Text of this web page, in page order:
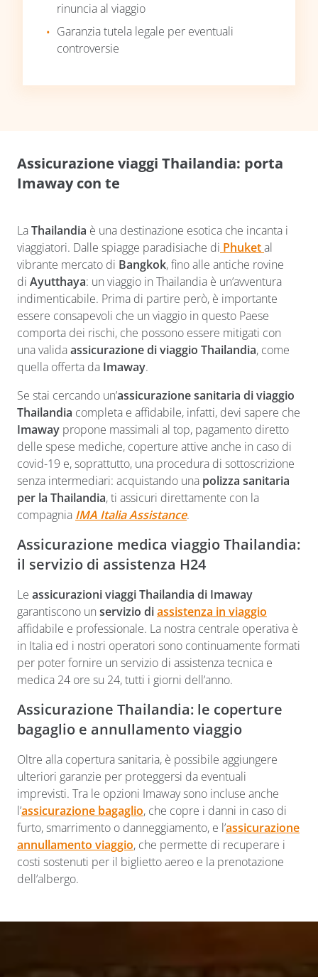
rinuncia al viaggio
Garanzia tutela legale per eventuali
controversie
Assicurazione viaggi Thailandia: porta
Imaway con te
LaThailandia è una destinazione esotica che incanta i
viaggiatori. Dalle spiagge paradisiache di Phuketal
vibrante mercato di Bangkok, fino alle antiche rovine
di Ayutthaya: un viaggio in Thailandia è un’avventura
indimenticabile. Prima di partire però, è importante
essere consapevoli che un viaggio in questo Paese
comporta dei rischi, che possono essere mitigati con
una validaassicurazione di viaggio Thailandia, come
quella offerta da Imaway.
Se stai cercando un’assicurazione sanitaria di viaggio
Thailandia completa e affidabile, infatti, devi sapere che
Imaway propone massimali al top, pagamento diretto
delle spese mediche, coperture attive anche in caso di
covid-19 e, soprattutto, una procedura di sottoscrizione
senza intermediari: acquistando una polizza sanitaria
per la Thailandia, ti assicuri direttamente con la
compagnia IMA Italia Assistance.
Assicurazione medica viaggio Thailandia:
il servizio di assistenza H24
Le assicurazioni viaggi Thailandia di Imaway
garantiscono un servizio diassistenza in viaggio
affidabile e professionale. La nostra centrale operativa è
in Italia ed i nostri operatori sono continuamente formati
per poter fornire un servizio di assistenza tecnica e
medica 24 ore su 24, tutti i giorni dell’anno.
Assicurazione Thailandia: le coperture
bagaglio e annullamento viaggio
Oltre alla copertura sanitaria, è possibile aggiungere
ulteriori garanzie per proteggersi da eventuali
imprevisti. Tra le opzioni Imaway sono incluse anche
l’assicurazione bagaglio, che copre i danni in caso di
furto, smarrimento o danneggiamento, e l’assicurazione
annullamento viaggio, che permette di recuperare i
costi sostenuti per il biglietto aereo e la prenotazione
dell’albergo.